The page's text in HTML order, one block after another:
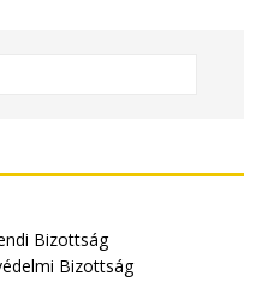
Bizottság
Bizottság